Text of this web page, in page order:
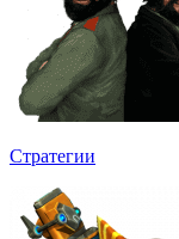
Стратегии